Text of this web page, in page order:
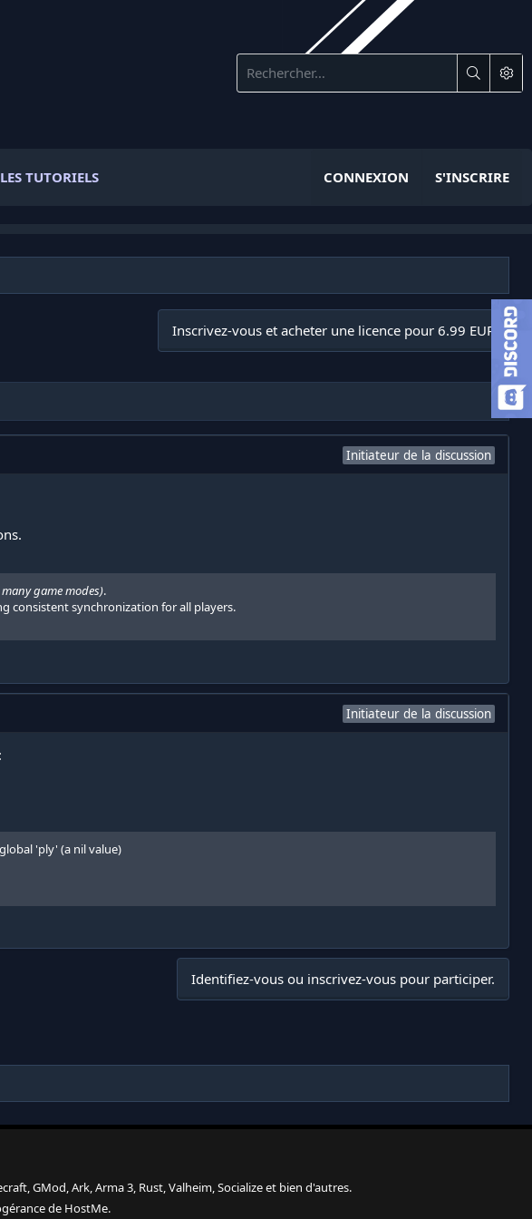
TUTORIELS CONNEXION S'INSCRIRE
Inscrivez-vous et acheter une licence pour 6.99 EUR
Initiateur de la discussion
game modes).
consistent synchronization for all players.
Initiateur de la discussion
'ply' (a nil value)
Identifiez-vous ou inscrivez-vous pour participer.
GMod, Ark, Arma 3, Rust, Valheim, Socialize et bien d'autres.
de HostMe.